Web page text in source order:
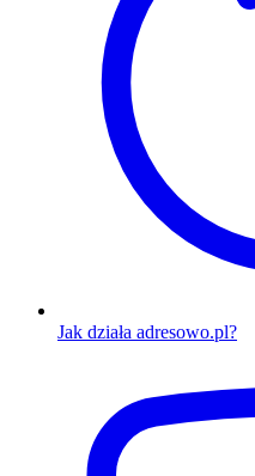
Jak działa adresowo.pl?